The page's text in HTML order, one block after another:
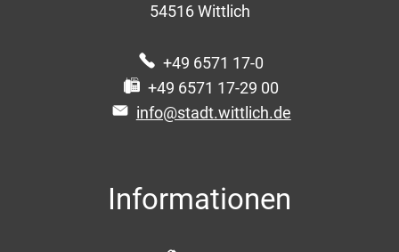
54516 Wittlich
+49 6571 17-0
+49 6571 17-29 00
info@stadt.wittlich.de
Informationen